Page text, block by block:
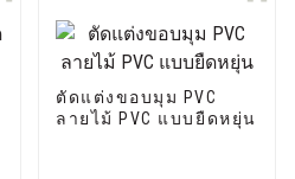
ตัดแต่งขอบมุม PVC
ลายไม้ PVC แบบยืดหยุ่น